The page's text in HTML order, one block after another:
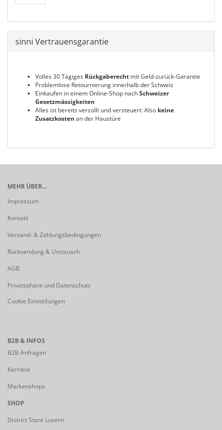
sinni Vertrauensgarantie
Volles 30 Tägiges Rückgaberecht mit Geld-zurück-Garantie
Problemlose Retournierung innerhalb der Schweiz
Einkaufen in einem Online-Shop nachSchweizer
Gesetzmässigkeiten
Alles ist bereits verzollt und versteuert: Also keine
Zusatzkosten an der Haustüre
MEHR ÜBER...
Impressum
Kontakt
Versand- & Zahlungsbedingungen
Rücksendung & Umtausch
AGB
Privatsphäre und Datenschutz
Cookie Einstellungen
B2B & INFOS
B2B Anfragen
Karriere
Markenshops
SHOP
District Store Luzern